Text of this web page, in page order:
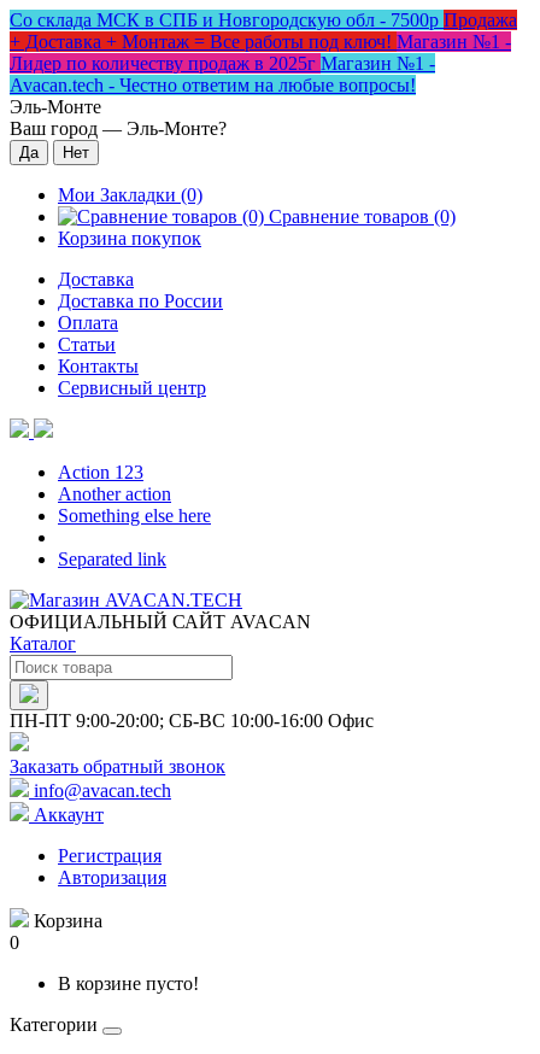
Со склада МСК в СПБ и Новгородскую обл - 7500р Продажа
+ Доставка + Монтаж = Все работы под ключ! Магазин №1 -
Лидер по количеству продаж в 2025г Магазин №1 -
Avacan.tech - Честно ответим на любые вопросы!
Эль-Монте
Ваш город — Эль-Монте?
Мои Закладки (0)
Сравнение товаров (0)
Корзина покупок
Доставка
Доставка по России
Оплата
Статьи
Контакты
Сервисный центр
Action 123
Another action
Something else here
Separated link
ОФИЦИАЛЬНЫЙ САЙТ AVACAN
Каталог
ПН-ПТ 9:00-20:00; СБ-ВС 10:00-16:00 Офис
Заказать обратный звонок
info@avacan.tech
Аккаунт
Регистрация
Авторизация
Корзина
0
В корзине пусто!
Категории